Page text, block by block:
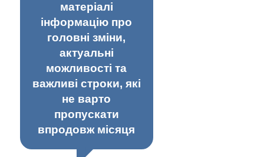
матеріалі
інформацію про
головні зміни,
актуальні
можливості та
важливі строки, які
не варто
пропускати
впродовж місяця